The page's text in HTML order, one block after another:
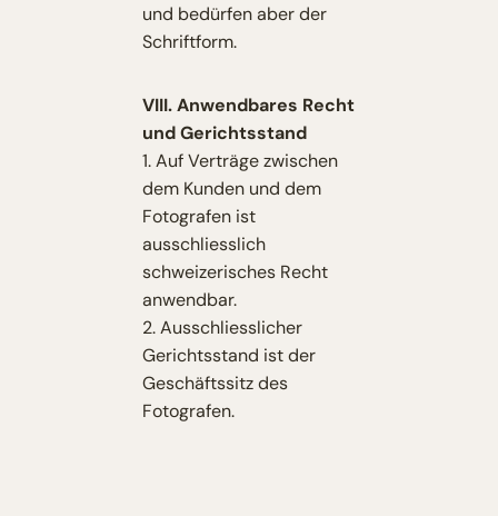
und bedürfen aber der
Schriftform.
VIII. Anwendbares Recht
und Gerichtsstand
1. Auf Verträge zwischen
dem Kunden und dem
Fotografen ist
ausschliesslich
schweizerisches Recht
anwendbar.
2. Ausschliesslicher
Gerichtsstand ist der
Geschäftssitz des
Fotografen.